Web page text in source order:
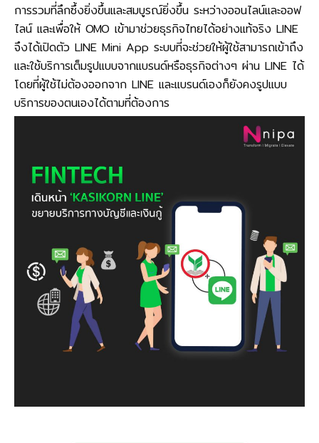
การรวมที่ลึกซึ้งยิ่งขึ้นและสมบูรณ์ยิ่งขึ้น ระหว่างออนไลน์และออฟ
ไลน์ และเพื่อให้ OMO เข้ามาช่วยธุรกิจไทยได้อย่างแท้จริง LINE
จึงได้เปิดตัว LINE Mini App ระบบที่จะช่วยให้ผู้ใช้สามารถเข้าถึง
และใช้บริการเต็มรูปแบบจากแบรนด์หรือธุรกิจต่างๆ ผ่าน LINE ได้
โดยที่ผู้ใช้ไม่ต้องออกจาก LINE และแบรนด์เองก็ยังคงรูปแบบ
บริการของตนเองได้ตามที่ต้องการ